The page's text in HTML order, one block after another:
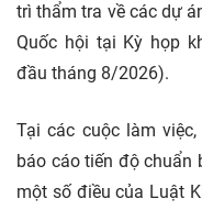
trì thẩm tra về các dự
Quốc hội tại Kỳ họp
đầu tháng 8/2026).
Tại các cuộc làm
báo cáo tiến độ chuẩn
một số điều của Luật